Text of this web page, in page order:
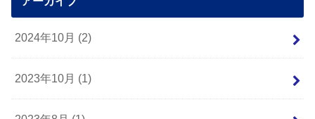
2024年10月 (2)
2023年10月 (1)